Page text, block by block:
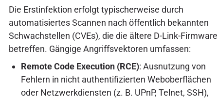
Die Erstinfektion erfolgt typischerweise durch
automatisiertes Scannen nach öffentlich bekannten
Schwachstellen (CVEs), die die ältere D-Link-Firmware
betreffen. Gängige Angriffsvektoren umfassen:
Remote Code Execution (RCE): Ausnutzung von
Fehlern in nicht authentifizierten Weboberflächen
oder Netzwerkdiensten (z. B. UPnP, Telnet, SSH),